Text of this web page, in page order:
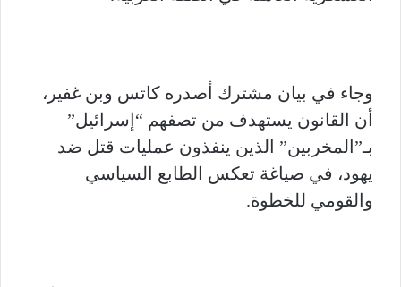
وجاء في بيان مشترك أصدره كاتس وبن غفير،
أن القانون يستهدف من تصفهم “إسرائيل”
بـ”المخربين” الذين ينفذون عمليات قتل ضد
يهود، في صياغة تعكس الطابع السياسي
والقومي للخطوة.